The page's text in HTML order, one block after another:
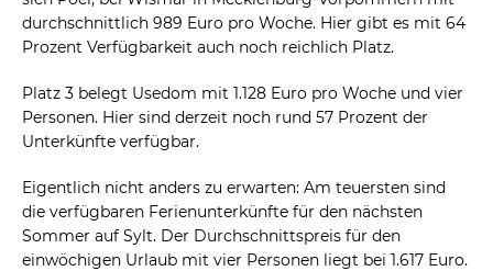
durchschnittlich 989 Euro pro Woche. Hier gibt es mit 64
Prozent Verfügbarkeit auch noch reichlich Platz.
Platz 3 belegt Usedom mit 1.128 Euro pro Woche und vier
Personen. Hier sind derzeit noch rund 57 Prozent der
Unterkünfte verfügbar.
Eigentlich nicht anders zu erwarten: Am teuersten sind
die verfügbaren Ferienunterkünfte für den nächsten
Sommer auf Sylt. Der Durchschnittspreis für den
einwöchigen Urlaub mit vier Personen liegt bei 1.617 Euro.